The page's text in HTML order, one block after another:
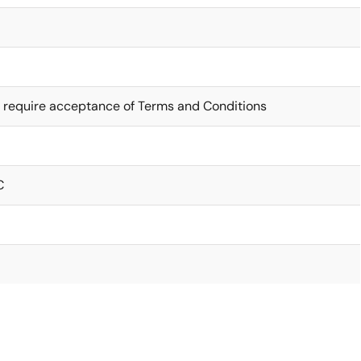
require acceptance of Terms and Conditions